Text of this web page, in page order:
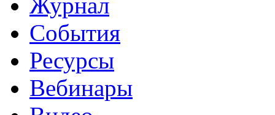
События
Ресурсы
Вебинары